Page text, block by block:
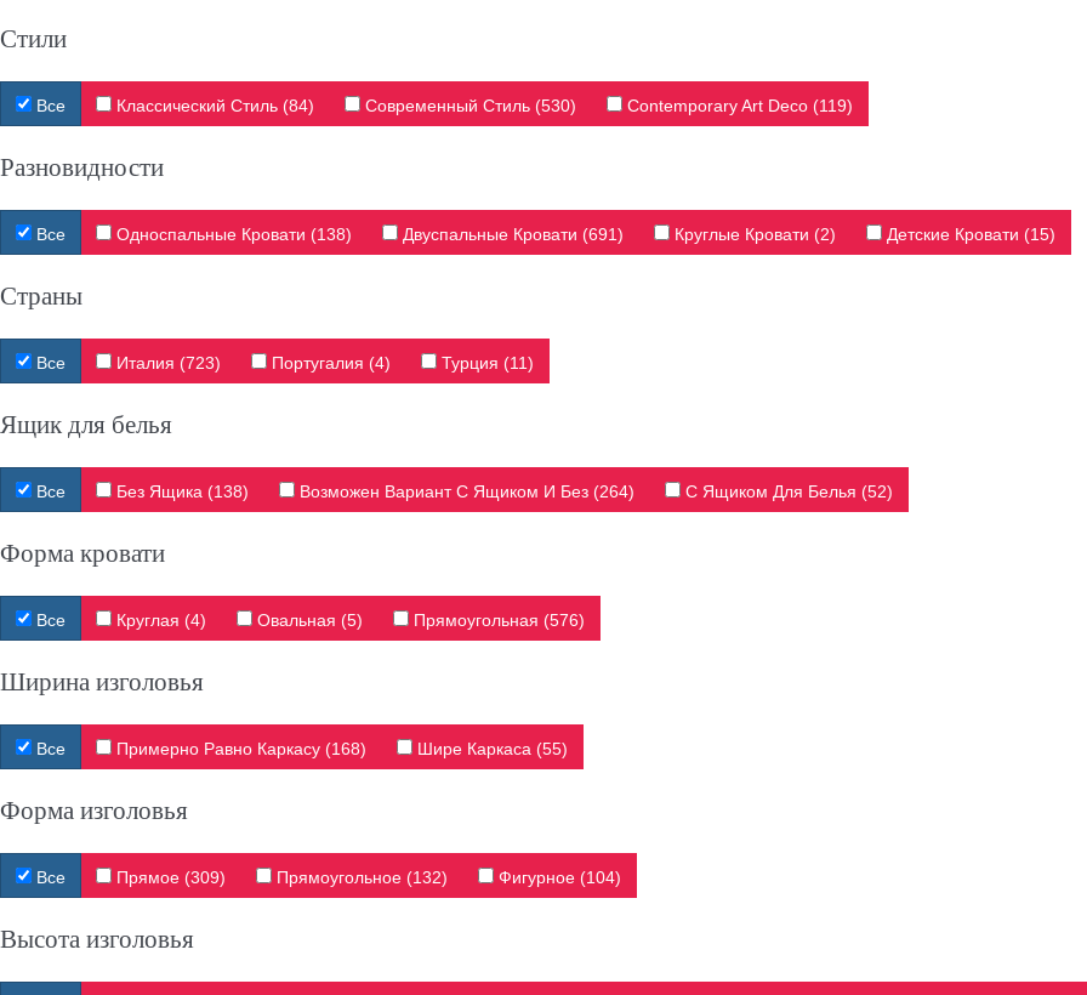
Стили
Все Классический Стиль (84) Современный Стиль (530) Contemporary Art Deco (119)
Разновидности
Все Односпальные Кровати (138) Двуспальные Кровати (691) Круглые Кровати (2) Детские Кровати (15)
Страны
Все Италия (723) Португалия (4) Турция (11)
Ящик для белья
Все Без Ящика (138) Возможен Вариант С Ящиком И Без (264) С Ящиком Для Белья (52)
Форма кровати
Все Круглая (4) Овальная (5) Прямоугольная (576)
Ширина изголовья
Все Примерно Равно Каркасу (168) Шире Каркаса (55)
Форма изголовья
Все Прямое (309) Прямоугольное (132) Фигурное (104)
Высота изголовья